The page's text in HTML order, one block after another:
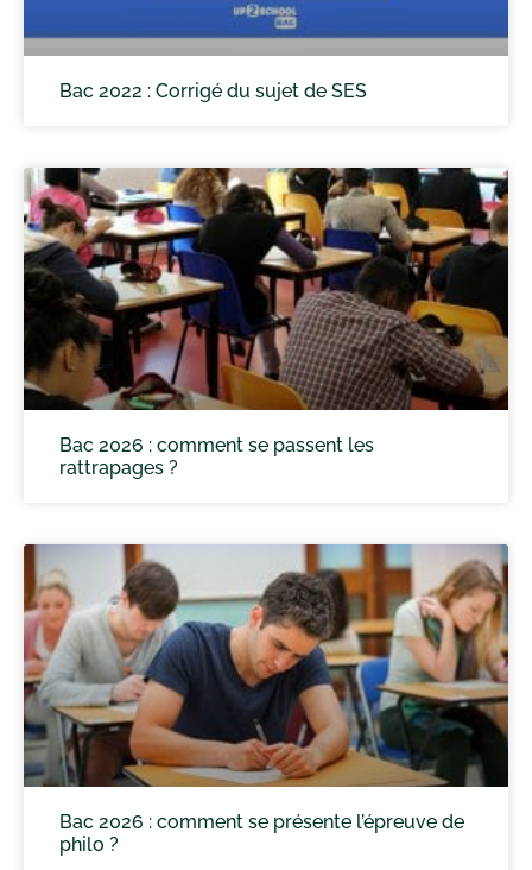
Bac 2022 : Corrigé du sujet de SES
Bac 2026 : comment se passent les
rattrapages ?
Bac 2026 : comment se présente l’épreuve de
philo ?